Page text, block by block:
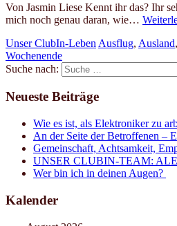
Von Jasmin Liese Kennt ihr das? Ihr
mich noch genau daran, wie…
Unser ClubIn-Leben Ausflug, Ausland,
Wochenende
Suche nach:
Neueste Beiträge
Wie es ist, als Elektroniker zu
An der Seite der Betroffenen –
Gemeinschaft, Achtsamkeit,
UNSER CLUBIN-TEAM:
Wer bin ich in deinen Augen?
Kalender